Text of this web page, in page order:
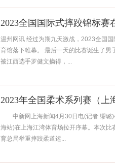
2023全国国际式摔跤锦标赛
温州网讯 经过为期九天激战，2023全国
育馆落下帷幕。 最后一天的比赛诞生了
被江西选手罗健文摘得，...
2023年全国柔术系列赛（上
中新网上海新闻4月30日电(记者 缪璐
海站)在上海江湾体育场拉开序幕。本次
育总局举重摔跤柔道运...